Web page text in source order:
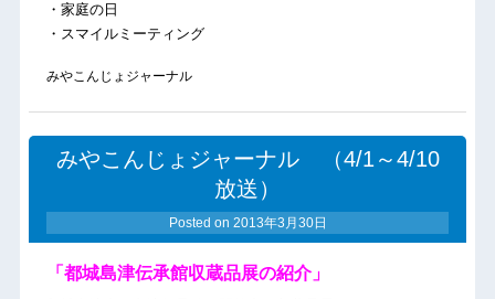
・家庭の日
・スマイルミーティング
みやこんじょジャーナル
みやこんじょジャーナル （4/1～4/10
放送）
Posted on 2013年3月30日
「都城島津伝承館収蔵品展の紹介」